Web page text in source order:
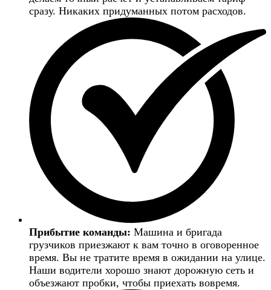
сразу. Никаких придуманных потом расходов.
Прибытие команды: Машина и бригада
грузчиков приезжают к вам точно в оговоренное
время. Вы не тратите время в ожидании на улице.
Наши водители хорошо знают дорожную сеть и
объезжают пробки, чтобы приехать вовремя.